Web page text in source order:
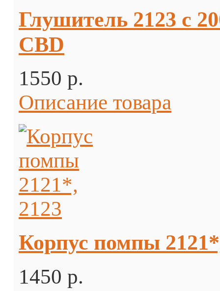
Глушитель 2123 с
CBD
1550 p.
Описание товара
Корпус помпы
1450 p.